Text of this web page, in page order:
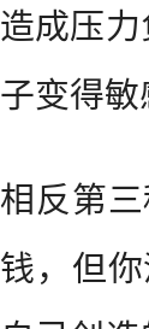
造成压
子变得
相反第
钱，但